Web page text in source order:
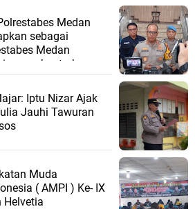
Medan
sebagai
Medan
pasca bentrokan
Iptu Nizar Ajak
Jauhi Tawuran
Muda
( AMPI ) Ke- IX
Helvetia